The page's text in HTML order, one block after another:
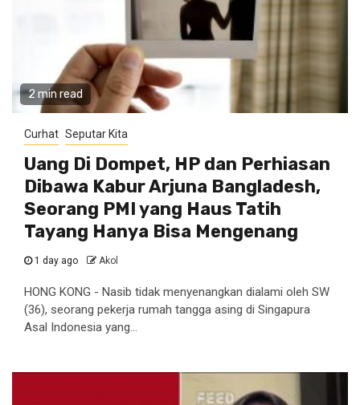
2 min read
Curhat Seputar Kita
Uang Di Dompet, HP dan Perhiasan
Dibawa Kabur Arjuna Bangladesh,
Seorang PMI yang Haus Tatih
Tayang Hanya Bisa Mengenang
1 day ago Akol
HONG KONG - Nasib tidak menyenangkan dialami oleh SW
(36), seorang pekerja rumah tangga asing di Singapura
Asal Indonesia yang...